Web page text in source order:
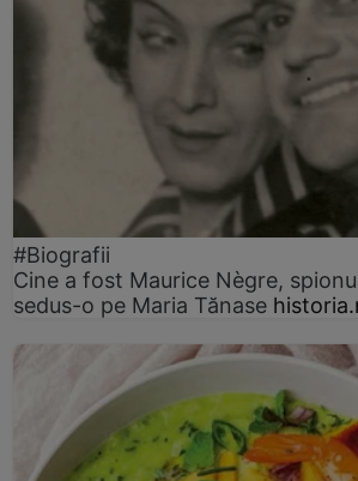
#Biografii
Cine a fost Maurice Nègre,
sedus-o pe Maria Tănase